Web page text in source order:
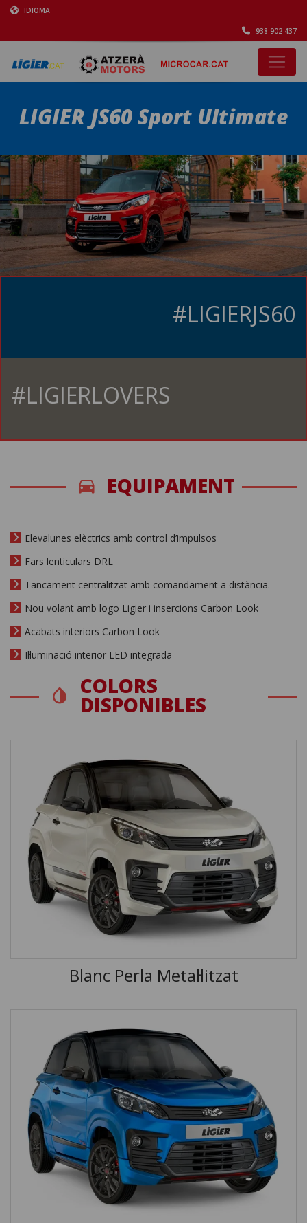
IDIOMA
938 902 437
LIGIER JS60 Sport Ultimate
#LIGIERJS60
#LIGIERLOVERS
EQUIPAMENT
Elevalunes elèctrics amb control d’impulsos
Fars lenticulars DRL
Tancament centralitzat amb comandament a distància.
Nou volant amb logo Ligier i insercions Carbon Look
Acabats interiors Carbon Look
Il·luminació interior LED integrada
COLORS
DISPONIBLES
Blanc Perla Metal·litzat